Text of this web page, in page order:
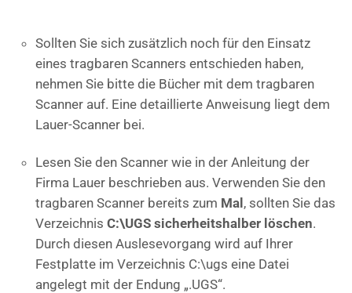
Sollten Sie sich zusätzlich noch für den Einsatz
eines tragbaren Scanners entschieden haben,
nehmen Sie bitte die Bücher mit dem tragbaren
Scanner auf. Eine detaillierte Anweisung liegt dem
Lauer-Scanner bei.
Lesen Sie den Scanner wie in der Anleitung der
Firma Lauer beschrieben aus. Verwenden Sie den
tragbaren Scanner bereits zum Mal, sollten Sie das
Verzeichnis C:\UGS sicherheitshalber löschen.
Durch diesen Auslesevorgang wird auf Ihrer
Festplatte im Verzeichnis C:\ugs eine Datei
angelegt mit der Endung „.UGS“.